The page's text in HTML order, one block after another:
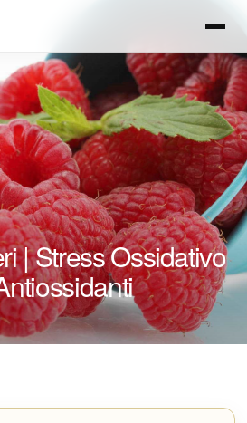
| Stress Ossidativo